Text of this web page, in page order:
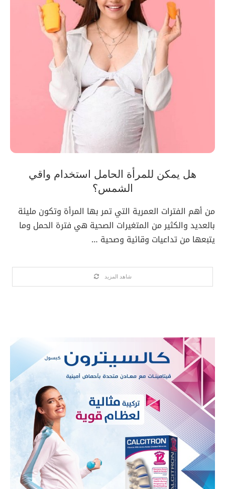
هل يمكن للمرأة الحامل استخدام واقي
الشمس؟
من أهم الفترات العمرية التي تمر بها المرأة وتكون مليئة
بالعديد والكثير من المتغيرات الصحية هي فترة الحمل وما
يتبعها من تداعيات وقائية وصحية …
شاهد المزيد